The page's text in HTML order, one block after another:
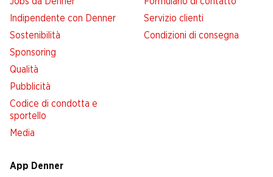
Indipendente con Denner
Sostenibilità
Sponsoring
Qualità
Pubblicità
Codice di condotta e
sportello
Media
Servizio clienti
Condizioni di consegna
App Denner